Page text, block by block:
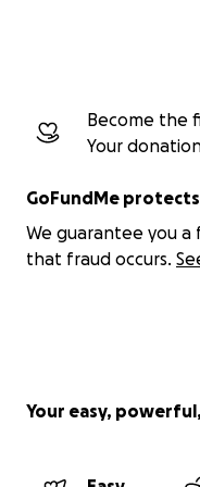
Become the
Your
GoFundMe
We guarantee you
that fraud occurs.
Your easy,